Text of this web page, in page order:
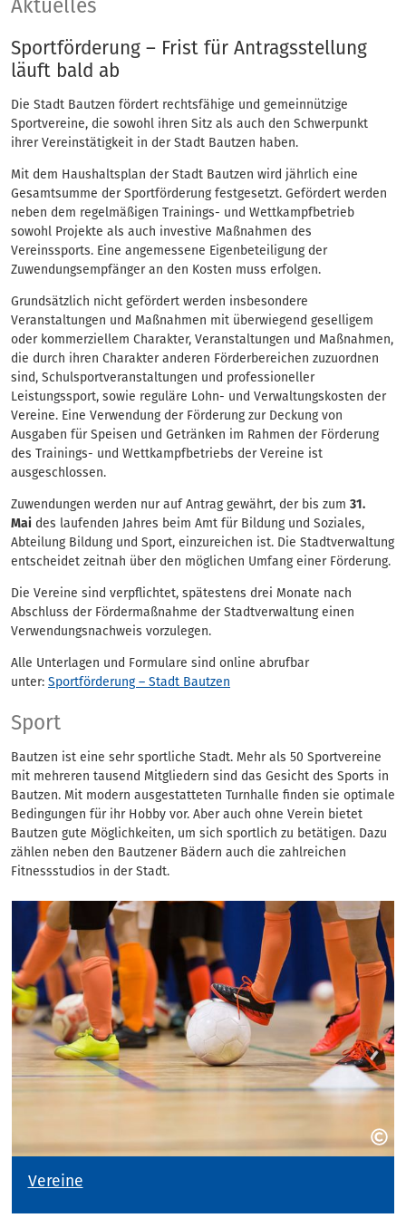
Aktuelles
Sportförderung – Frist für Antragsstellung
läuft bald ab
Die Stadt Bautzen fördert rechtsfähige und gemeinnützige
Sportvereine, die sowohl ihren Sitz als auch den Schwerpunkt
ihrer Vereinstätigkeit in der Stadt Bautzen haben.
Mit dem Haushaltsplan der Stadt Bautzen wird jährlich eine
Gesamtsumme der Sportförderung festgesetzt. Gefördert werden
neben dem regelmäßigen Trainings- und Wettkampfbetrieb
sowohl Projekte als auch investive Maßnahmen des
Vereinssports. Eine angemessene Eigenbeteiligung der
Zuwendungsempfänger an den Kosten muss erfolgen.
Grundsätzlich nicht gefördert werden insbesondere
Veranstaltungen und Maßnahmen mit überwiegend geselligem
oder kommerziellem Charakter, Veranstaltungen und Maßnahmen,
die durch ihren Charakter anderen Förderbereichen zuzuordnen
sind, Schulsportveranstaltungen und professioneller
Leistungssport, sowie reguläre Lohn- und Verwaltungskosten der
Vereine. Eine Verwendung der Förderung zur Deckung von
Ausgaben für Speisen und Getränken im Rahmen der Förderung
des Trainings- und Wettkampfbetriebs der Vereine ist
ausgeschlossen.
Zuwendungen werden nur auf Antrag gewährt, der bis zum 31.
Mai des laufenden Jahres beim Amt für Bildung und Soziales,
Abteilung Bildung und Sport, einzureichen ist. Die Stadtverwaltung
entscheidet zeitnah über den möglichen Umfang einer Förderung.
Die Vereine sind verpflichtet, spätestens drei Monate nach
Abschluss der Fördermaßnahme der Stadtverwaltung einen
Verwendungsnachweis vorzulegen.
Alle Unterlagen und Formulare sind online abrufbar
unter: Sportförderung – Stadt Bautzen
Sport
Bautzen ist eine sehr sportliche Stadt. Mehr als 50 Sportvereine
mit mehreren tausend Mitgliedern sind das Gesicht des Sports in
Bautzen. Mit modern ausgestatteten Turnhalle finden sie optimale
Bedingungen für ihr Hobby vor. Aber auch ohne Verein bietet
Bautzen gute Möglichkeiten, um sich sportlich zu betätigen. Dazu
zählen neben den Bautzener Bädern auch die zahlreichen
Fitnessstudios in der Stadt.
Vereine